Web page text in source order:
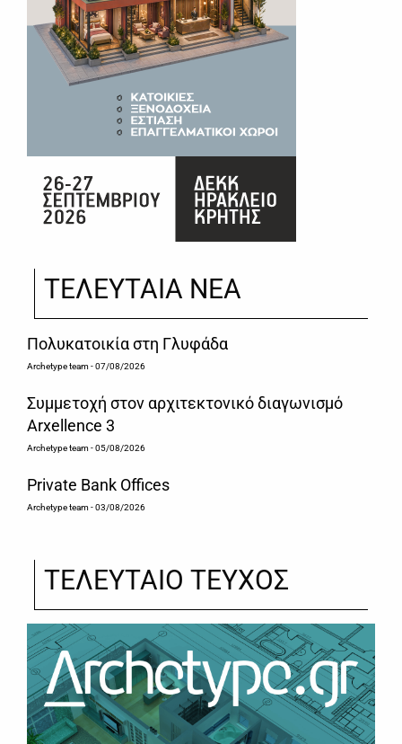
ΤΕΛΕΥΤΑΙΑ ΝΕΑ
Πολυκατοικία στη Γλυφάδα
Archetype team- 07/08/2026
Συμμετοχή στον αρχιτεκτονικό διαγωνισμό
Arxellence 3
Archetype team- 05/08/2026
Private Bank Offices
Archetype team- 03/08/2026
ΤΕΛΕΥΤΑΙΟ ΤΕΥΧΟΣ